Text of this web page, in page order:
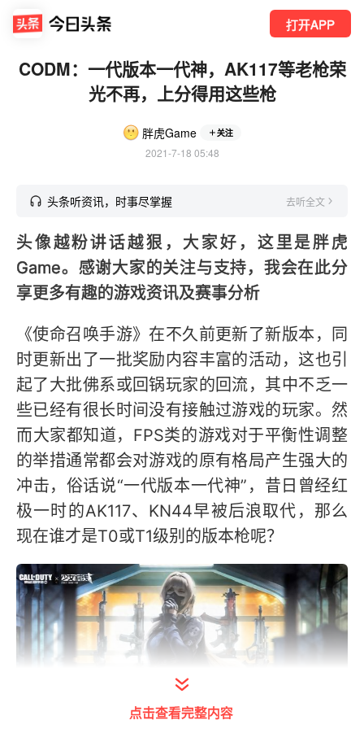
打开APP
CODM：一代版本一代神，AK117等老枪荣
光不再，上分得用这些枪
胖虎Game 关注
2021-7-18 05:48
头条听资讯，时事尽掌握 去听全文
头像越粉讲话越狠，大家好，这里是胖虎
Game。感谢大家的关注与支持，我会在此分
享更多有趣的游戏资讯及赛事分析
《使命召唤手游》在不久前更新了新版本，同
时更新出了一批奖励内容丰富的活动，这也引
起了大批佛系或回锅玩家的回流，其中不乏一
些已经有很长时间没有接触过游戏的玩家。然
而大家都知道，FPS类的游戏对于平衡性调整
的举措通常都会对游戏的原有格局产生强大的
冲击，俗话说“一代版本一代神”，昔日曾经红
极一时的AK117、KN44早被后浪取代，那么
现在谁才是T0或T1级别的版本枪呢？
点击查看完整内容